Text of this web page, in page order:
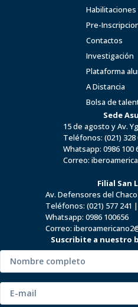
Pre-
Contactos
Investigación
Plataforma
A Distancia
Bolsa de
Sede
15 de agosto y Av.
Teléfonos: (021) 328
Whatsapp: 0986 100
Correo:
Filial San
Av. Defensores del Chaco
Teléfonos: (021) 577 241 |
Whatsapp: 0986 100656
Correo:
Suscribite a nuestro